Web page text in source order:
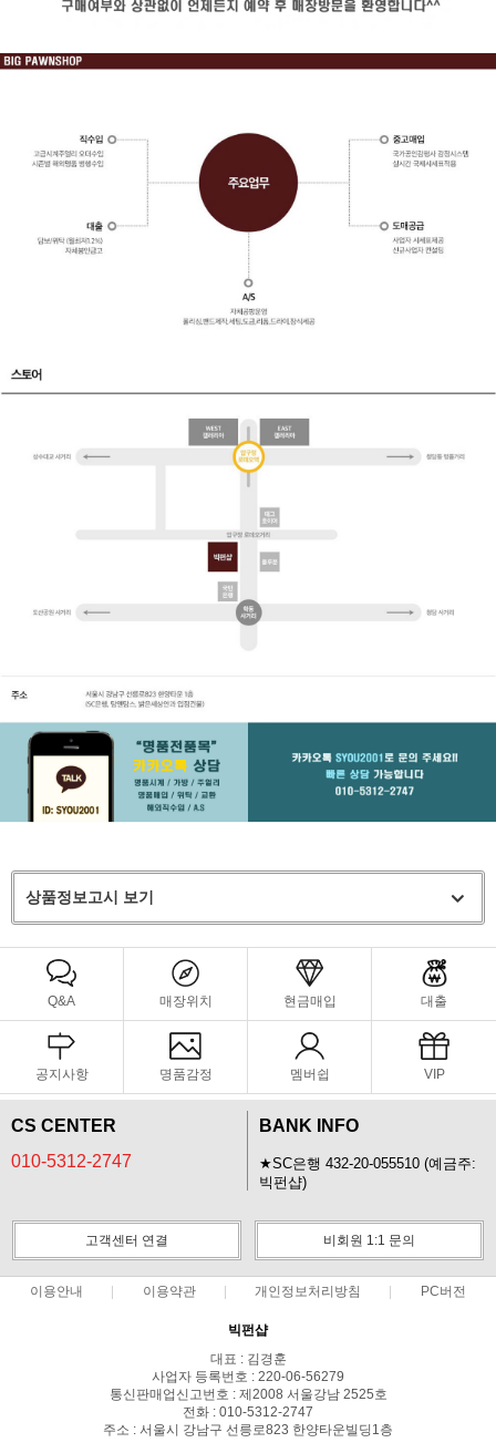
상품정보고시 보기
Q&A 매장위치 현금매입 대출
공지사항 명품감정 멤버쉽 VIP
CS CENTER
010-5312-2747
BANK INFO
★SC은행 432-20-055510 (예금주:
빅펀샵)
고객센터 연결 비회원 1:1 문의
이용안내 이용약관 개인정보처리방침 PC버전
빅펀샵
대표 : 김경훈
사업자 등록번호 : 220-06-56279
통신판매업신고번호 : 제2008 서울강남 2525호
전화 : 010-5312-2747
주소 : 서울시 강남구 선릉로823 한양타운빌딩1층